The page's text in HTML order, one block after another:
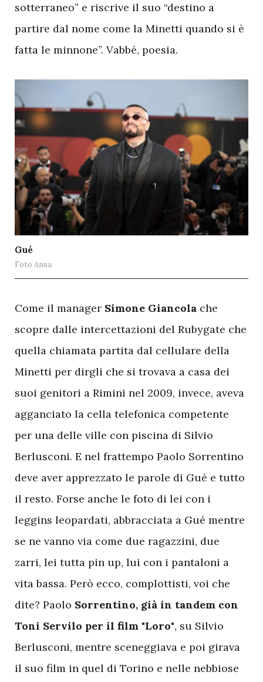
sotterraneo” e riscrive il suo “destino a
partire dal nome come la Minetti quando si è
fatta le minnone”. Vabbé, poesia.
Gué
Foto Ansa
Come il manager Simone Giancola che
scopre dalle intercettazioni del Rubygate che
quella chiamata partita dal cellulare della
Minetti per dirgli che si trovava a casa dei
suoi genitori a Rimini nel 2009, invece, aveva
agganciato la cella telefonica competente
per una delle ville con piscina di Silvio
Berlusconi. E nel frattempo Paolo Sorrentino
deve aver apprezzato le parole di Gué e tutto
il resto. Forse anche le foto di lei con i
leggins leopardati, abbracciata a Gué mentre
se ne vanno via come due ragazzini, due
zarri, lei tutta pin up, lui con i pantaloni a
vita bassa. Però ecco, complottisti, voi che
dite? Paolo Sorrentino, già in tandem con
Toni Servilo per il film "Loro", su Silvio
Berlusconi, mentre sceneggiava e poi girava
il suo film in quel di Torino e nelle nebbiose